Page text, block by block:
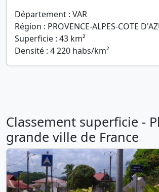
Département : VAR
Région : PROVENCE-ALPES-COTE
Superficie : 43 km²
Densité : 4 220 habs/km²
Classement superficie -
grande ville de France